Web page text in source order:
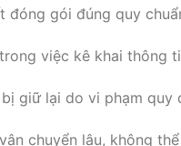
đóng gói đúng quy
việc kê khai thông
giữ lại do vi phạm quy
chuyển lâu, không